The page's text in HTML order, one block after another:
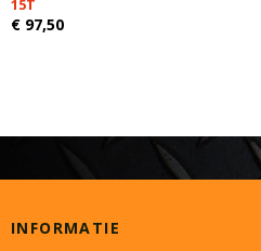
15T
€ 97,50
INFORMATIE